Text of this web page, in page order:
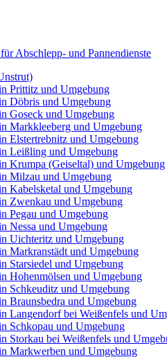
Abschlepp- und Pannendienste
Prittitz und Umgebung
Döbris und Umgebung
Goseck und Umgebung
Markkleeberg und Umgebung
Elstertrebnitz und Umgebung
Leißling und Umgebung
Krumpa (Geiseltal) und Umgebung
Milzau und Umgebung
Kabelsketal und Umgebung
Zwenkau und Umgebung
Pegau und Umgebung
Nessa und Umgebung
Uichteritz und Umgebung
Markranstädt und Umgebung
Starsiedel und Umgebung
Hohenmölsen und Umgebung
Schkeuditz und Umgebung
Braunsbedra und Umgebung
Langendorf bei Weißenfels und
Schkopau und Umgebung
Storkau bei Weißenfels und
Markwerben und Umgebung